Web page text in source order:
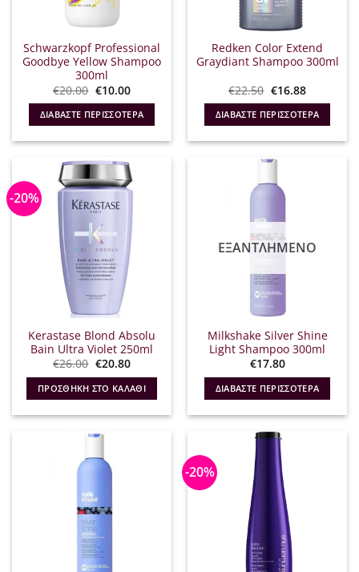
Schwarzkopf Professional
Goodbye Yellow Shampoo
300ml
€20.00 Original
price
was:
€20.00.
€10.00Η
τιμή
είναι:
€10.00.
ΔΙΑΒΆΣΤΕ ΠΕΡΙΣΣΌΤΕΡΑ
Redken Color Extend
Graydiant Shampoo 300ml
€22.50 Original
price
was:
€22.50.
€16.88Η
τρέχουσα
τιμή
είναι:
€16.88.
ΔΙΑΒΆΣΤΕ ΠΕΡΙΣΣΌΤΕΡΑ
-20%
Kerastase Blond Absolu
Bain Ultra Violet 250ml
€26.00 Original
price
was:
€26.00.
€20.80Η
τιμή
είναι:
€20.80.
ΠΡΟΣΘΉΚΗ ΣΤΟ ΚΑΛΆΘΙ
ΕΞΑΝΤΛΗΜΈΝΟ
Milkshake Silver Shine
Light Shampoo 300ml
€17.80
ΔΙΑΒΆΣΤΕ ΠΕΡΙΣΣΌΤΕΡΑ
-20%